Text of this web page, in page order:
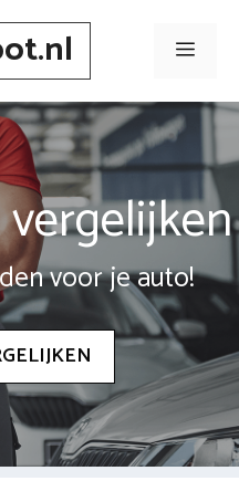
Menu
voor je auto!